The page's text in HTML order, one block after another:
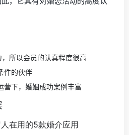
所以会员的认真程度很高
件的伙伴
营下，婚姻成功案例丰富